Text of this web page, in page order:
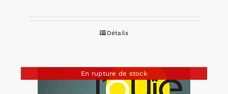
Détails
En rupture de stock